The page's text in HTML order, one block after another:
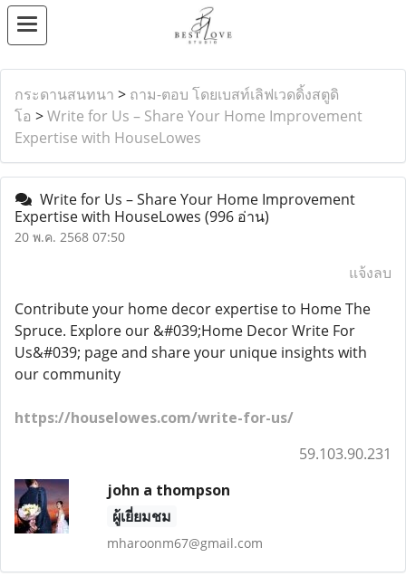
กระดานสนทนา > ถาม-ตอบ โดยเบสท์เลิฟเวดดิ้งสตูดิ
โอ >Write for Us – Share Your Home Improvement
Expertise with HouseLowes
Write for Us – Share Your Home Improvement
Expertise with HouseLowes (996 อ่าน)
20 พ.ค. 2568 07:50
แจ้งลบ
Contribute your home decor expertise to Home The
Spruce. Explore our &#039;Home Decor Write For
Us&#039; page and share your unique insights with
our community
https://houselowes.com/write-for-us/
59.103.90.231
john a thompson
ผู้เยี่ยมชม
mharoonm67@gmail.com